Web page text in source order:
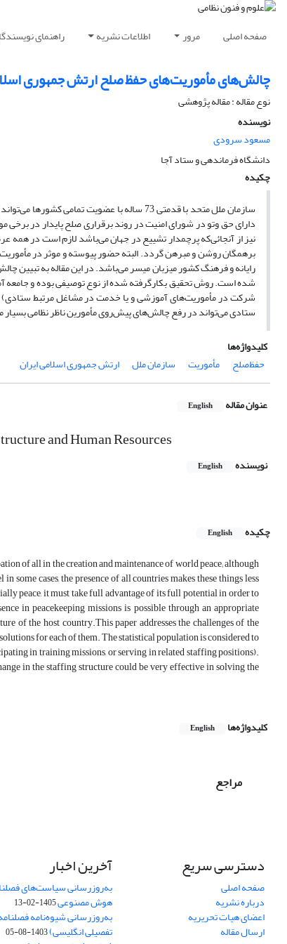
صفحه اصلی مرور اطلاعات نشریه راهنمای
چالش‌های مأموریت‌های حفظ صلح ارتش جمهوری
نوع مقاله : مقاله پژوهشی
نویسنده
مسعود سرودی
دانشگاه فرماندهی و ستاد آجا
چکیده
دارای حق وتو در شورای امنیت در روند برقراری صلح پایدار در
نیز از آنجائی‌که پرچمدار تشییع در جهان می‌باشد لازم است در
برهمگان روشن و مبرهن گردد. البته حضور پیوسته و موثر در
رایانه و فرهنگ کشور میزبان میسر می‌باشد. در این مقاله به تبیین
شده است. روش تحقیق بکارگرفته شده از نوع توصیفی بوده و جامعه
شرکت در مأموریت‌های آموزشی و یا خدمت در مشاغل مرتبط ستادی)
ستادی می‌تواند در رفع چالش‌های پیش‌روی مأمورین ناظر نظامی بسیار
کلیدواژه‌ها
حفظ‌صلح
مأموریت سازمان ملل ارتش جمهوری اسلامی ایران
عنوان مقاله English
and Human Resources
نویسنده English
چکیده
English
of all in the creation and maintenance of world peace; although
cases, the presence of all countries makes these things less
peace, it must take full advantage of its full potential in order to
in peacekeeping missions is possible through an appropriate
of the host country.This paper addresses the challenges of the
for each of them. The statistical population is considered to
in training missions, or serving in related staffing positions).
in the staffing structure could be very effective in solving the
کلیدواژه‌ها English
مراجع
دسترسی سریع
صفحه اصلی
درباره نشریه
اعضای هیات تحریریه
ارسال مقاله
آخرین اخبار
به‌روزرسانی سیاست‌های
هوش مصنوعی1405-02-13
به‌روزرسانی شیوه‌نامه
تفصیلی انگلیسی)1403-08-05